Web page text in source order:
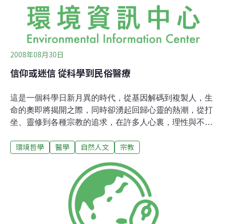
(VOCs)與當地民眾健
2008年08月30日
信仰或迷信 從科學到民俗醫療
這是一個科學日新月異的時代，從基因解碼到複製人，生
命的奧即將揭開之際，同時卻湧起回歸心靈的熱潮，從打
坐、靈修到各種宗教的追求，在許多人心裏，理性與不理
台出版的「目送」這本書中，她透露因為父親的死亡，開
到，肉眼看不見，可能存在，不能輕忽，向來非常理性的
她這麼形容：「像海上突來的閃電把夜空劈成兩半，天空
為之一破，讓你看見了這一生從未見過，最深的裂縫，最
神秘的破碎，最難解的滅絕。」於是，對這些親身碰觸的
經驗，她用很文學性的描述：沙上有印，風中有音，光中
環境哲學 醫學 自然人文 宗教